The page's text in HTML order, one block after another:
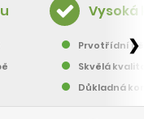
Vysoká
Prvotřídní
Skvělá
Důkladná
❯